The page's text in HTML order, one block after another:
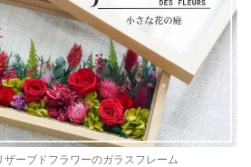
ザーブドフラワーのガラスフレーム